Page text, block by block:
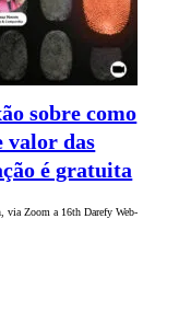
sobre como
valor das
é gratuita
via Zoom a 16th Darefy Web-